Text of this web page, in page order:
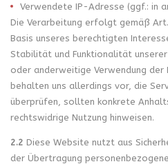
Verwendete IP-Adresse (ggf.: in
Die Verarbeitung erfolgt gemäß
Basis unseres berechtigten
Stabilität und Funktionalität
oder anderweitige Verwendung
behalten uns allerdings vor, die
überprüfen, sollten konkrete
rechtswidrige Nutzung hinweisen.
2.2 Diese Website nutzt aus
der Übertragung